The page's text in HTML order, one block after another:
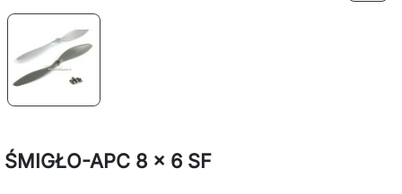
ŚMIGŁO-APC 8 x 6 SF